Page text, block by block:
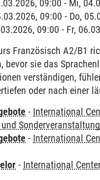
09:00 - Mi,
09:00 - Do,
09:00 - Fr,
Französisch A2/B1
bevor sie das
verständigen,
oder nach einer
- International
- International
- International